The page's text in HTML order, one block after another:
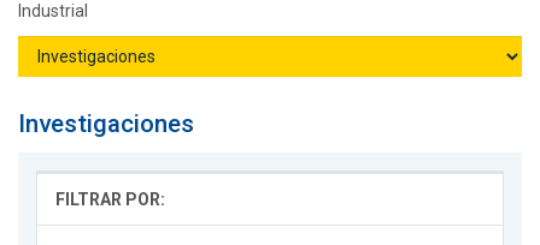
Industrial
Investigaciones
FILTRAR POR: